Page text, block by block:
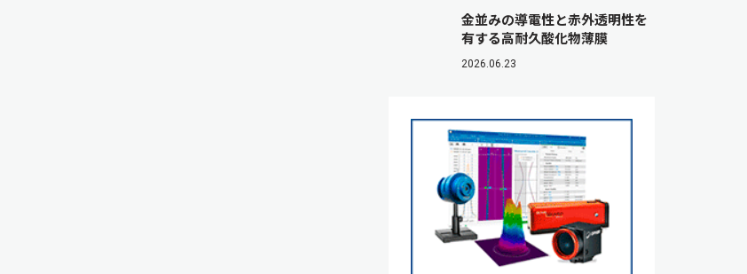
金並みの導電性と赤外透明性を
有する高耐久酸化物薄膜
2026.06.23